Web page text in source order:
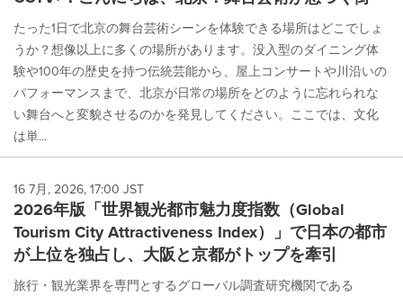
たった1日で北京の舞台芸術シーンを体験できる場所はどこでしょ
うか？想像以上に多くの場所があります。没入型のダイニング体
験や100年の歴史を持つ伝統芸能から、屋上コンサートや川沿いの
パフォーマンスまで、北京が日常の場所をどのように忘れられな
い舞台へと変貌させるのかを発見してください。ここでは、文化
は単...
16 7月, 2026, 17:00 JST
2026年版「世界観光都市魅力度指数（Global
Tourism City Attractiveness Index）」で日本の都市
が上位を独占し、大阪と京都がトップを牽引
旅行・観光業界を専門とするグローバル調査研究機関である